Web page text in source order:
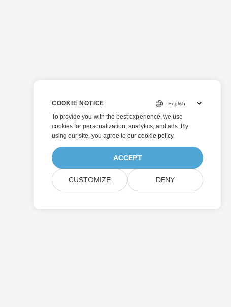
COOKIE NOTICE
To provide you with the best experience, we use
cookies for personalization, analytics, and ads. By
using our site, you agree to our cookie policy.
ACCEPT
CUSTOMIZE DENY